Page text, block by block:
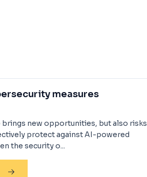
measures
new opportunities, but also risks
protect against AI-powered
the security o...